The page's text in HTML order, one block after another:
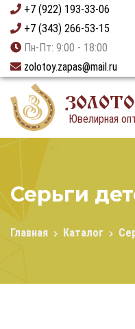
+7 (922) 193-33-06
+7 (343) 266-53-15
Пн-Пт: 9:00 - 18:00
zolotoy.zapas@mail.ru
Ювелирная
Серьги
Главная Каталог